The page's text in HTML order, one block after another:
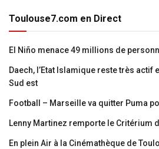
Toulouse7.com en Direct
El Niño menace 49 millions de
Daech, l’Etat Islamique reste très actif
Sud est
Football – Marseille va quitter Puma
Lenny Martinez remporte le Critérium
En plein Air à la Cinémathèque de